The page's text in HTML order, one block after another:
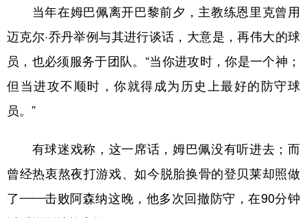
当年在姆巴佩离开巴黎前夕，主教练恩里克曾用
迈克尔·乔丹举例与其进行谈话，大意是，再伟大的球
员，也必须服务于团队。“当你进攻时，你是一个神；
但当进攻不顺时，你就得成为历史上最好的防守球
员。”
有球迷戏称，这一席话，姆巴佩没有听进去；而
曾经热衷熬夜打游戏、如今脱胎换骨的登贝莱却照做
了——击败阿森纳这晚，他多次回撤防守，在90分钟